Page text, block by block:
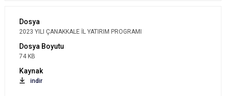
2023 YILI ÇANAKKALE İL YATIRIM PROGRAMI
74 KB
indir